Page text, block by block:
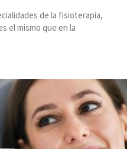
de la fisioterapia,
el mismo que en la